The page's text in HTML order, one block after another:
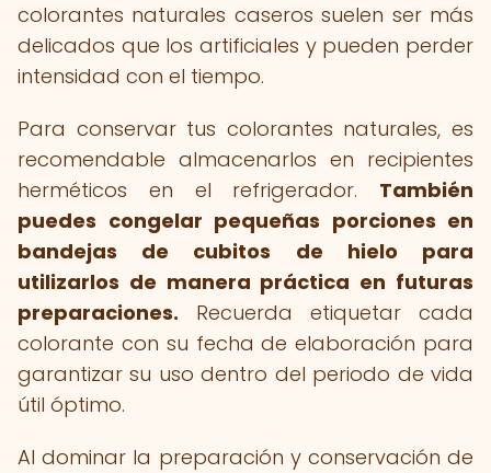
colorantes naturales caseros suelen ser más
delicados que los artificiales y pueden perder
intensidad con el tiempo.
Para conservar tus colorantes naturales, es
recomendable almacenarlos en recipientes
herméticos en el refrigerador. También
puedes congelar pequeñas porciones en
bandejas de cubitos de hielo para
utilizarlos de manera práctica en futuras
preparaciones. Recuerda etiquetar cada
colorante con su fecha de elaboración para
garantizar su uso dentro del periodo de vida
útil óptimo.
Al dominar la preparación y conservación de